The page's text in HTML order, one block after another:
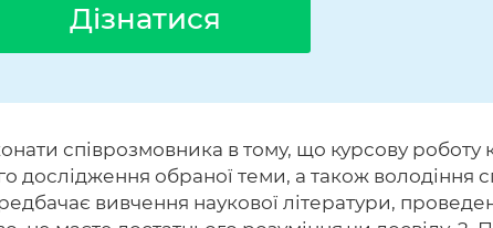
Дізнатися
співрозмовника в тому, що курсову
дослідження обраної теми, а також
вивчення наукової літератури,